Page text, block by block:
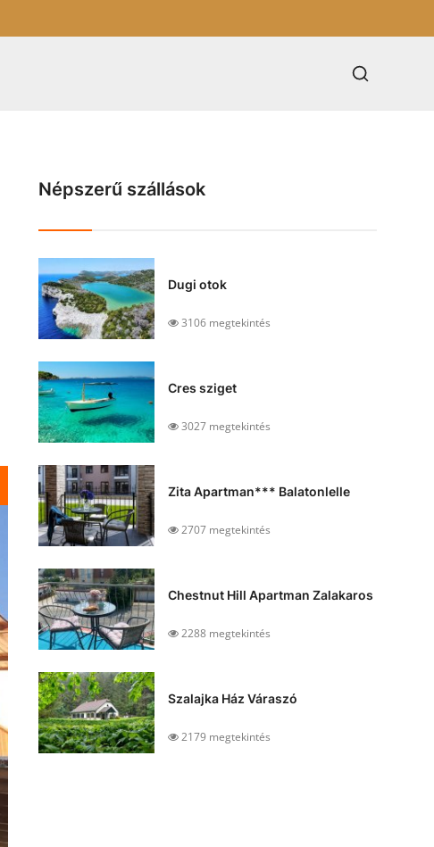
Népszerű szállások
Dugi otok
3106 megtekintés
Cres sziget
3027 megtekintés
Zita Apartman*** Balatonlelle
2707 megtekintés
Chestnut Hill Apartman Zalakaros
2288 megtekintés
Szalajka Ház Váraszó
2179 megtekintés